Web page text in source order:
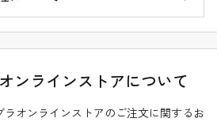
オンラインストアについて
ラオンラインストアのご注文に関するお